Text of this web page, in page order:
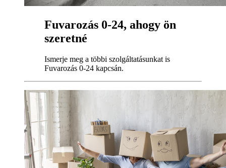
Fuvarozás 0-24, ahogy ön
szeretné
Ismerje meg a többi szolgáltatásunkat is
Fuvarozás 0-24 kapcsán.